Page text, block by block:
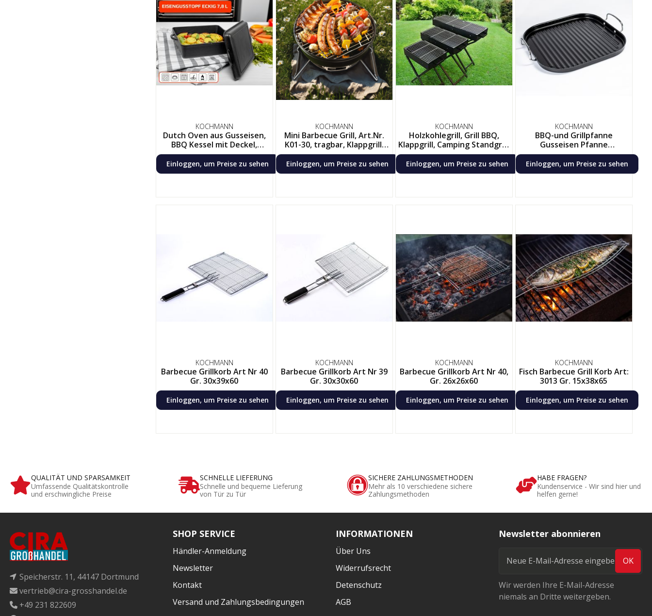
KOCHMANN
Dutch Oven aus Gusseisen,
BBQ Kessel mit Deckel,
robuster Feuertopf inkl.
Deckelheber
Einloggen, um Preise zu sehen
KOCHMANN
Mini Barbecue Grill, Art.Nr.
K01-30, tragbar, Klappgrill,
BBQ Holzkohlegrill,
Picknickgill
Einloggen, um Preise zu sehen
KOCHMANN
Holzkohlegrill, Grill BBQ,
Klappgrill, Camping Standgrill,
tragbar, schwarz,
verschiedene Großen
Einloggen, um Preise zu sehen
KOCHMANN
BBQ-und Grillpfanne
Gusseisen Pfanne
Servierpfanne für Grill Feuer
& Induktion, 28cm
Einloggen, um Preise zu sehen
KOCHMANN
Barbecue Grillkorb Art Nr 40
Gr. 30x39x60
Einloggen, um Preise zu sehen
KOCHMANN
Barbecue Grillkorb Art Nr 39
Gr. 30x30x60
Einloggen, um Preise zu sehen
KOCHMANN
Barbecue Grillkorb Art Nr 40,
Gr. 26x26x60
Einloggen, um Preise zu sehen
KOCHMANN
Fisch Barbecue Grill Korb Art:
3013 Gr. 15x38x65
Einloggen, um Preise zu sehen
QUALITÄT UND SPARSAMKEIT
Umfassende Qualitätskontrolle
und erschwingliche Preise
SCHNELLE LIEFERUNG
Schnelle und bequeme Lieferung
von Tür zu Tür
SICHERE ZAHLUNGSMETHODEN
Mehr als 10 verschiedene sichere
Zahlungsmethoden
HABE FRAGEN?
Kundenservice - Wir sind hier und
helfen gerne!
Speicherstr. 11, 44147 Dortmund
vertrieb@cira-grosshandel.de
+49 231 822609
SHOP SERVICE
Händler-Anmeldung
Newsletter
Kontakt
Versand und Zahlungsbedingungen
INFORMATIONEN
Über Uns
Widerrufsrecht
Detenschutz
AGB
Newsletter abonnieren
OK
Wir werden Ihre E-Mail-Adresse
niemals an Dritte weitergeben.